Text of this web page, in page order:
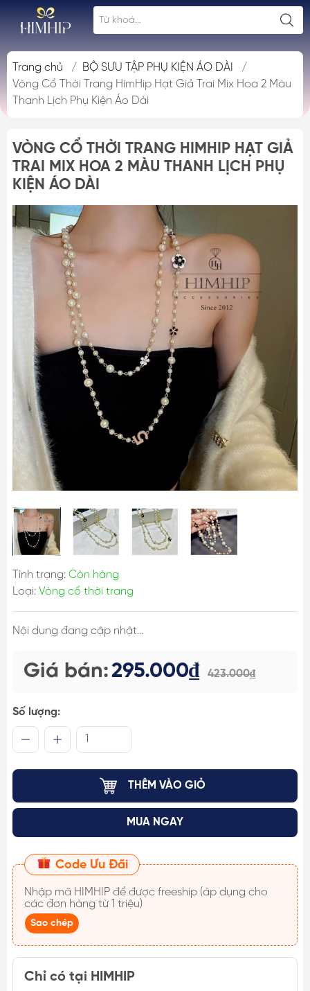
Trang chủ / BỘ SƯU TẬP PHỤ KIỆN ÁO DÀI
/
Vòng Cổ Thời Trang HimHip Hạt Giả Trai Mix Hoa 2 Màu
Thanh Lịch Phụ Kiện Áo Dài
VÒNG CỔ THỜI TRANG HIMHIP HẠT GIẢ
TRAI MIX HOA 2 MÀU THANH LỊCH PHỤ
KIỆN ÁO DÀI
Tình trạng: Còn hàng
Loại: Vòng cổ thời trang
Nội dung đang cập nhật...
Giá bán:295.000₫ 423.000₫
Số lượng:
THÊM VÀO GIỎ
MUA NGAY
Code Ưu Đãi
Nhập mã HIMHIP
các đơn hàng từ 1 triệu)
Sao chép
Chỉ có tại HIMHIP